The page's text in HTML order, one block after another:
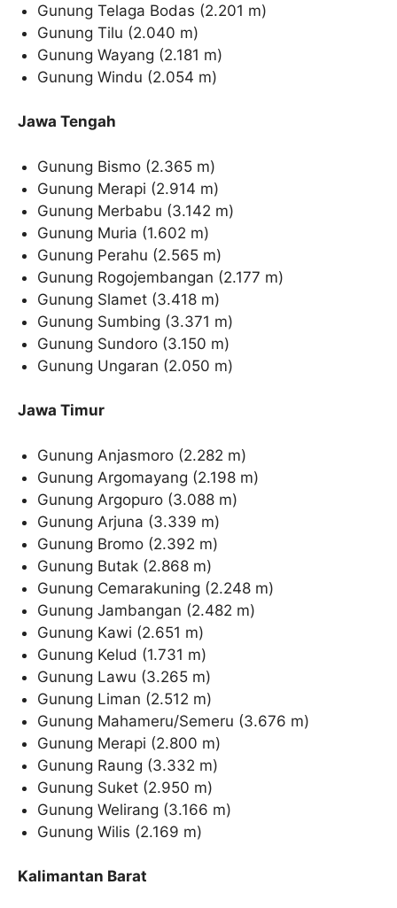
Gunung Telaga Bodas (2.201 m)
Gunung Tilu (2.040 m)
Gunung Wayang (2.181 m)
Gunung Windu (2.054 m)
Jawa Tengah
Gunung Bismo (2.365 m)
Gunung Merapi (2.914 m)
Gunung Merbabu (3.142 m)
Gunung Muria (1.602 m)
Gunung Perahu (2.565 m)
Gunung Rogojembangan (2.177 m)
Gunung Slamet (3.418 m)
Gunung Sumbing (3.371 m)
Gunung Sundoro (3.150 m)
Gunung Ungaran (2.050 m)
Jawa Timur
Gunung Anjasmoro (2.282 m)
Gunung Argomayang (2.198 m)
Gunung Argopuro (3.088 m)
Gunung Arjuna (3.339 m)
Gunung Bromo (2.392 m)
Gunung Butak (2.868 m)
Gunung Cemarakuning (2.248 m)
Gunung Jambangan (2.482 m)
Gunung Kawi (2.651 m)
Gunung Kelud (1.731 m)
Gunung Lawu (3.265 m)
Gunung Liman (2.512 m)
Gunung Mahameru/Semeru (3.676 m)
Gunung Merapi (2.800 m)
Gunung Raung (3.332 m)
Gunung Suket (2.950 m)
Gunung Welirang (3.166 m)
Gunung Wilis (2.169 m)
Kalimantan Barat